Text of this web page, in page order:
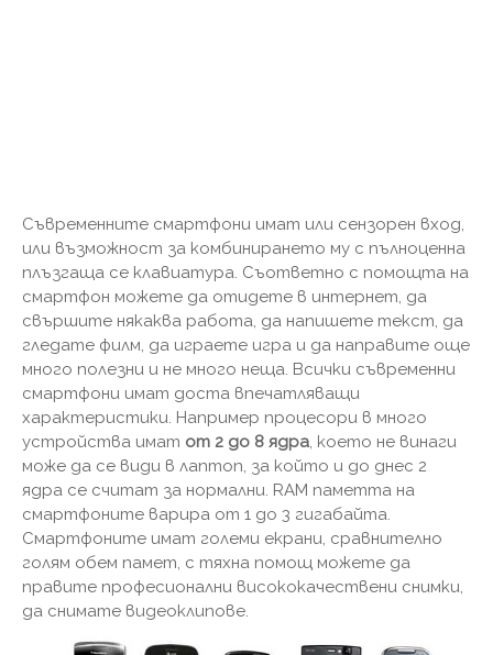
Съвременните смартфони имат или сензорен вход,
или възможност за комбинирането му с пълноценна
плъзгаща се клавиатура. Съответно с помощта на
смартфон можете да отидете в интернет, да
свършите някаква работа, да напишете текст, да
гледате филм, да играете игра и да направите още
много полезни и не много неща. Всички съвременни
смартфони имат доста впечатляващи
характеристики. Например процесори в много
устройства имат от 2 до 8 ядра, което не винаги
може да се види в лаптоп, за който и до днес 2
ядра се считат за нормални. RAM паметта на
смартфоните варира от 1 до 3 гигабайта.
Смартфоните имат големи екрани, сравнително
голям обем памет, с тяхна помощ можете да
правите професионални висококачествени снимки,
да снимате видеоклипове.